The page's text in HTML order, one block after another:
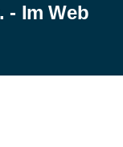
- Im Web